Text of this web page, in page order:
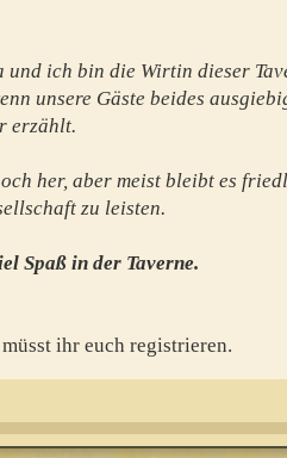
und ich bin die Wirtin dieser
unsere Gäste beides
erzählt.
her, aber meist bleibt es
zu leisten.
Spaß in der Taverne.
ihr euch registrieren.